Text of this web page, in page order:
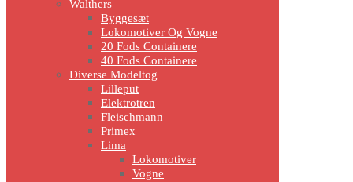
Walthers
Byggesæt
Lokomotiver Og Vogne
20 Fods Containere
40 Fods Containere
Diverse Modeltog
Lilleput
Elektrotren
Fleischmann
Primex
Lima
Lokomotiver
Vogne